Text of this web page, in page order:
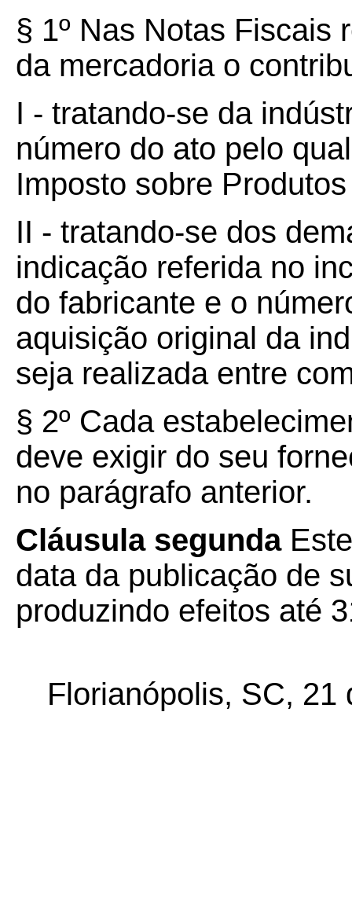
§ 1º Nas Notas Fiscais
da mercadoria o
I - tratando-se da
número do ato pelo
Imposto sobre
II - tratando-se dos
indicação referida no
do fabricante e o
aquisição original da
seja realizada entre
§ 2º Cada
deve exigir do seu
no parágrafo anterior.
Cláusula segunda
data da publicação de
produzindo efeitos até
Florianópolis, SC, 21